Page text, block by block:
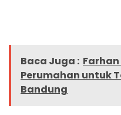
Baca Juga :
Perumahan untuk
Bandung